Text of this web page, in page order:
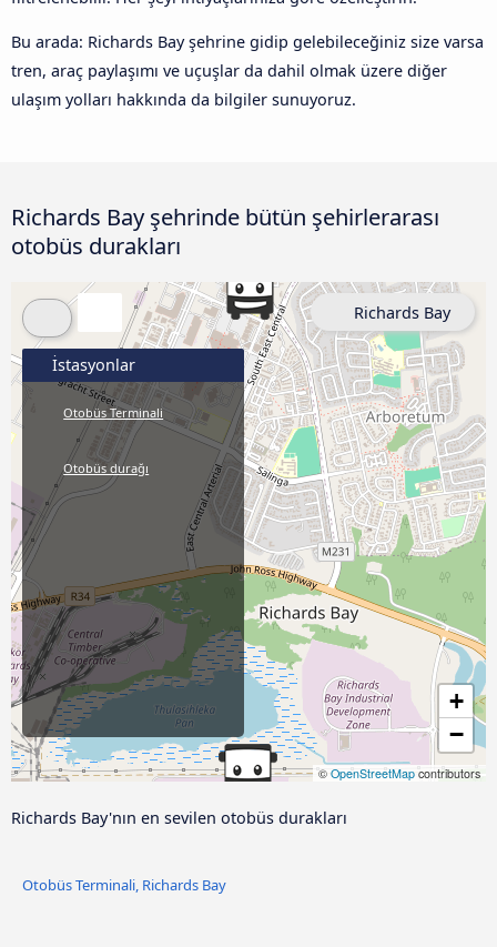
Bu arada: Richards Bay şehrine gidip gelebileceğiniz size varsa
tren, araç paylaşımı ve uçuşlar da dahil olmak üzere diğer
ulaşım yolları hakkında da bilgiler sunuyoruz.
Richards Bay şehrinde bütün şehirlerarası
otobüs durakları
+
−
© OpenStreetMap contributors
İstasyonlar
Otobüs Terminali
Otobüs durağı
Richards Bay
Richards Bay'nın en sevilen otobüs durakları
Otobüs Terminali, Richards Bay